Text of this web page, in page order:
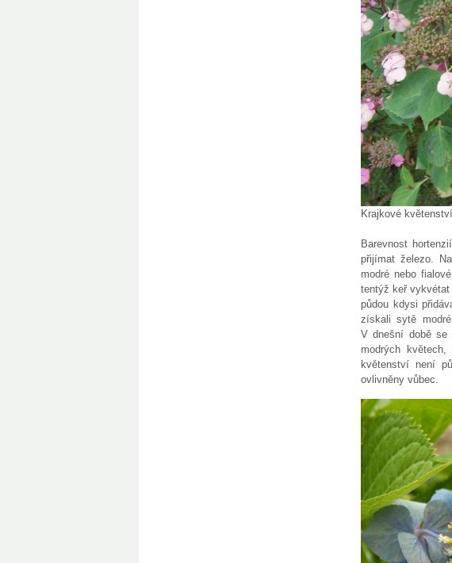
Krajkové
Barevnost
přijímat železo.
modré nebo
tentýž keř vykvétat
půdou kdysi
získali sytě
V dnešní době se
modrých
květenství není
ovlivněny vůbec.